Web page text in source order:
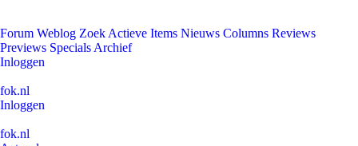
Forum Weblog Zoek Actieve Items Nieuws Columns Reviews
Previews Specials Archief
Inloggen
fok.nl
Inloggen
fok.nl